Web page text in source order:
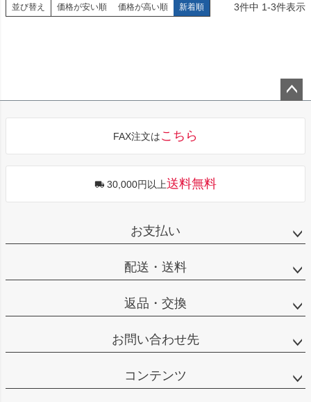
並び替え 価格が安い順 価格が高い順 新着順 3件中 1-3件表示
へ
FAX注文はこちら
30,000円以上送料無料
お支払い
配送・送料
返品・交換
お問い合わせ先
コンテンツ